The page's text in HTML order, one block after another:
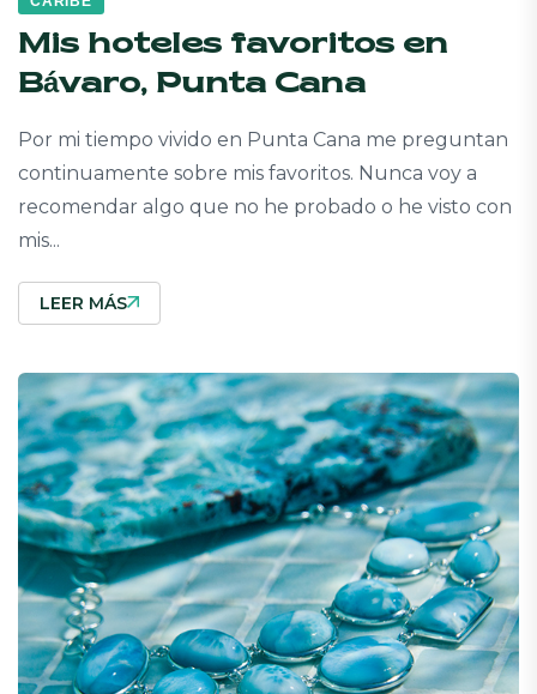
Mis hoteles favoritos en
Bávaro, Punta Cana
Por mi tiempo vivido en Punta Cana me preguntan
continuamente sobre mis favoritos. Nunca voy a
recomendar algo que no he probado o he visto con
mis...
LEER MÁS